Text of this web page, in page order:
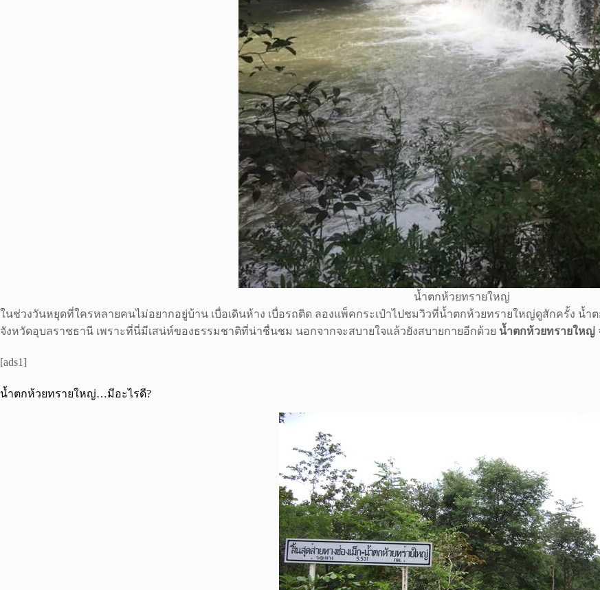
น้ำตกห้วยทรายใหญ่
ในช่วงวันหยุดที่ใครหลายคนไม่อยากอยู่บ้าน เบื่อเดินห้าง เบื่อรถติด ลองแพ็คกระเป๋าไปชมวิวที่น้ำตกห้วยทรายใหญ่ดูสักครั้ง น้
จังหวัดอุบลราชธานี เพราะที่นี่มีเสน่ห์ของธรรมชาติที่น่าชื่นชม นอกจากจะสบายใจแล้วยังสบายกายอีกด้วย น้ำตกห้วยทรายใหญ่
[ads1]
น้ำตกห้วยทรายใหญ่…มีอะไรดี?